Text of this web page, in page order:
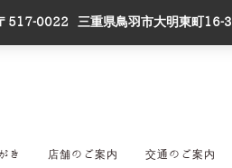
517-0022 三重県鳥羽市大明東町16-3
き 店舗のご案内 交通のご案内